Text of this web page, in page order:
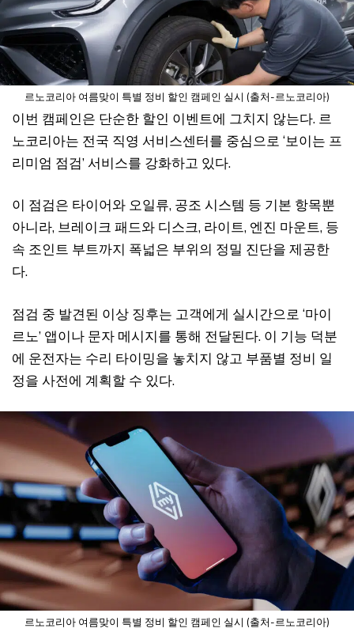
르노코리아 여름맞이 특별 정비 할인 캠페인 실시 (출처-르노코리아)
이번 캠페인은 단순한 할인 이벤트에 그치지 않는다. 르
노코리아는 전국 직영 서비스센터를 중심으로 ‘보이는 프
리미엄 점검’ 서비스를 강화하고 있다.
이 점검은 타이어와 오일류, 공조 시스템 등 기본 항목뿐
아니라, 브레이크 패드와 디스크, 라이트, 엔진 마운트, 등
속 조인트 부트까지 폭넓은 부위의 정밀 진단을 제공한
다.
점검 중 발견된 이상 징후는 고객에게 실시간으로 ‘마이
르노’ 앱이나 문자 메시지를 통해 전달된다. 이 기능 덕분
에 운전자는 수리 타이밍을 놓치지 않고 부품별 정비 일
정을 사전에 계획할 수 있다.
르노코리아 여름맞이 특별 정비 할인 캠페인 실시 (출처-르노코리아)